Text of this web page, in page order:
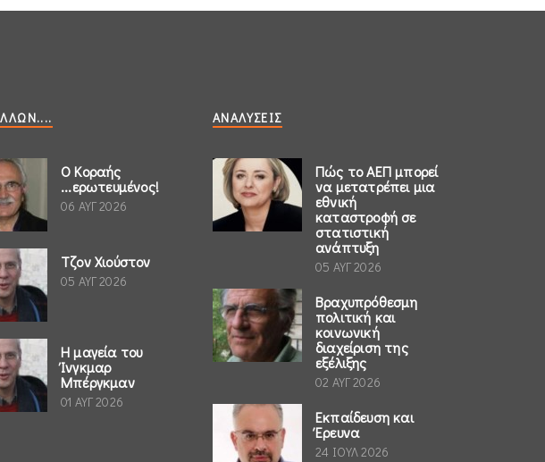
Ο Κοραής
...ερωτευμένος!
06 ΑΥΓ 2026
Τζον Χιούστον
05 ΑΥΓ 2026
Η μαγεία του
Ίνγκμαρ
Μπέργκμαν
01 ΑΥΓ 2026
ΑΝΑΛΎΣΕΙΣ
Πώς το ΑΕΠ μπορεί
να μετατρέπει μια
εθνική
καταστροφή σε
στατιστική
ανάπτυξη
05 ΑΥΓ 2026
Βραχυπρόθεσμη
πολιτική και
κοινωνική
διαχείριση της
εξέλιξης
02 ΑΥΓ 2026
Εκπαίδευση και
Έρευνα
24 ΙΟΥΛ 2026